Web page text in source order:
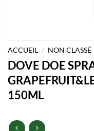
ACCUEIL / NON CLASSÉ
DOVE DOE
150ML